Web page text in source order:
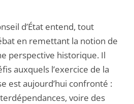
d’État entend, tout
en remettant la notion de
perspective historique. Il
auxquels l’exercice de la
est aujourd’hui confronté :
voire des